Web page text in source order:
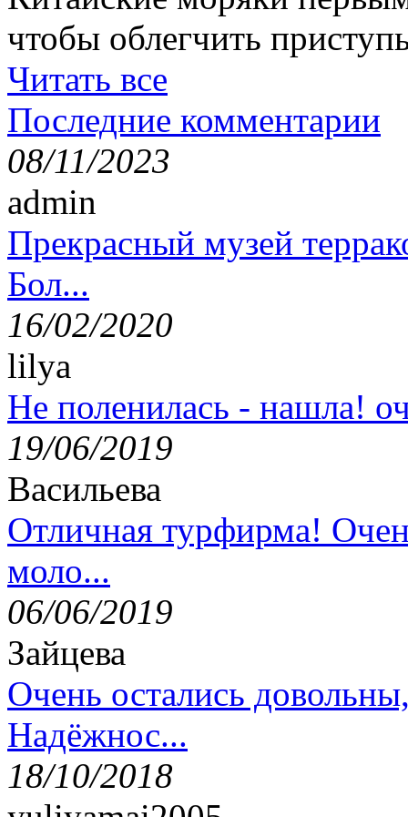
чтобы облегчить
Читать все
Последние комментарии
08/11/2023
admin
Прекрасный музей
Бол...
16/02/2020
lilya
Не поленилась - нашла!
19/06/2019
Васильева
Отличная турфирма!
моло...
06/06/2019
Зайцева
Очень остались
Надёжнос...
18/10/2018